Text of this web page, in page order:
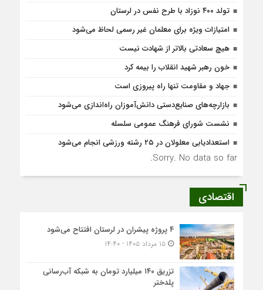
تولد ۴۰۰ نوزاد با طرح نفس در لرستان
امتیازات ویژه برای معلمان غیر رسمی لحاظ می‌شود
هیچ سعادتی بالاتر از شهادت نیست
خون رهبر شهید انقلاب را بیمه کرد
جهاد و مقاومت تنها راه پیروزی است
بازارچه‌های صنایع‌دستی دانش‌آموزان راه‌اندازی می‌شود
نشست شورای فرهنگ عمومی سلسله
استعدادیابی معلولان در ۲۵ رشته ورزشی انجام می‌شود
Sorry. No data so far.
اقتصادی
۴ پروژه پیشران در لرستان افتتاح می‌شود
۱۵ مرداد ۱۴۰۵ - ۱۴:۴۰
تزریق ۱۴۰ میلیارد تومان به شبکه آب‌رسانی
پلدختر